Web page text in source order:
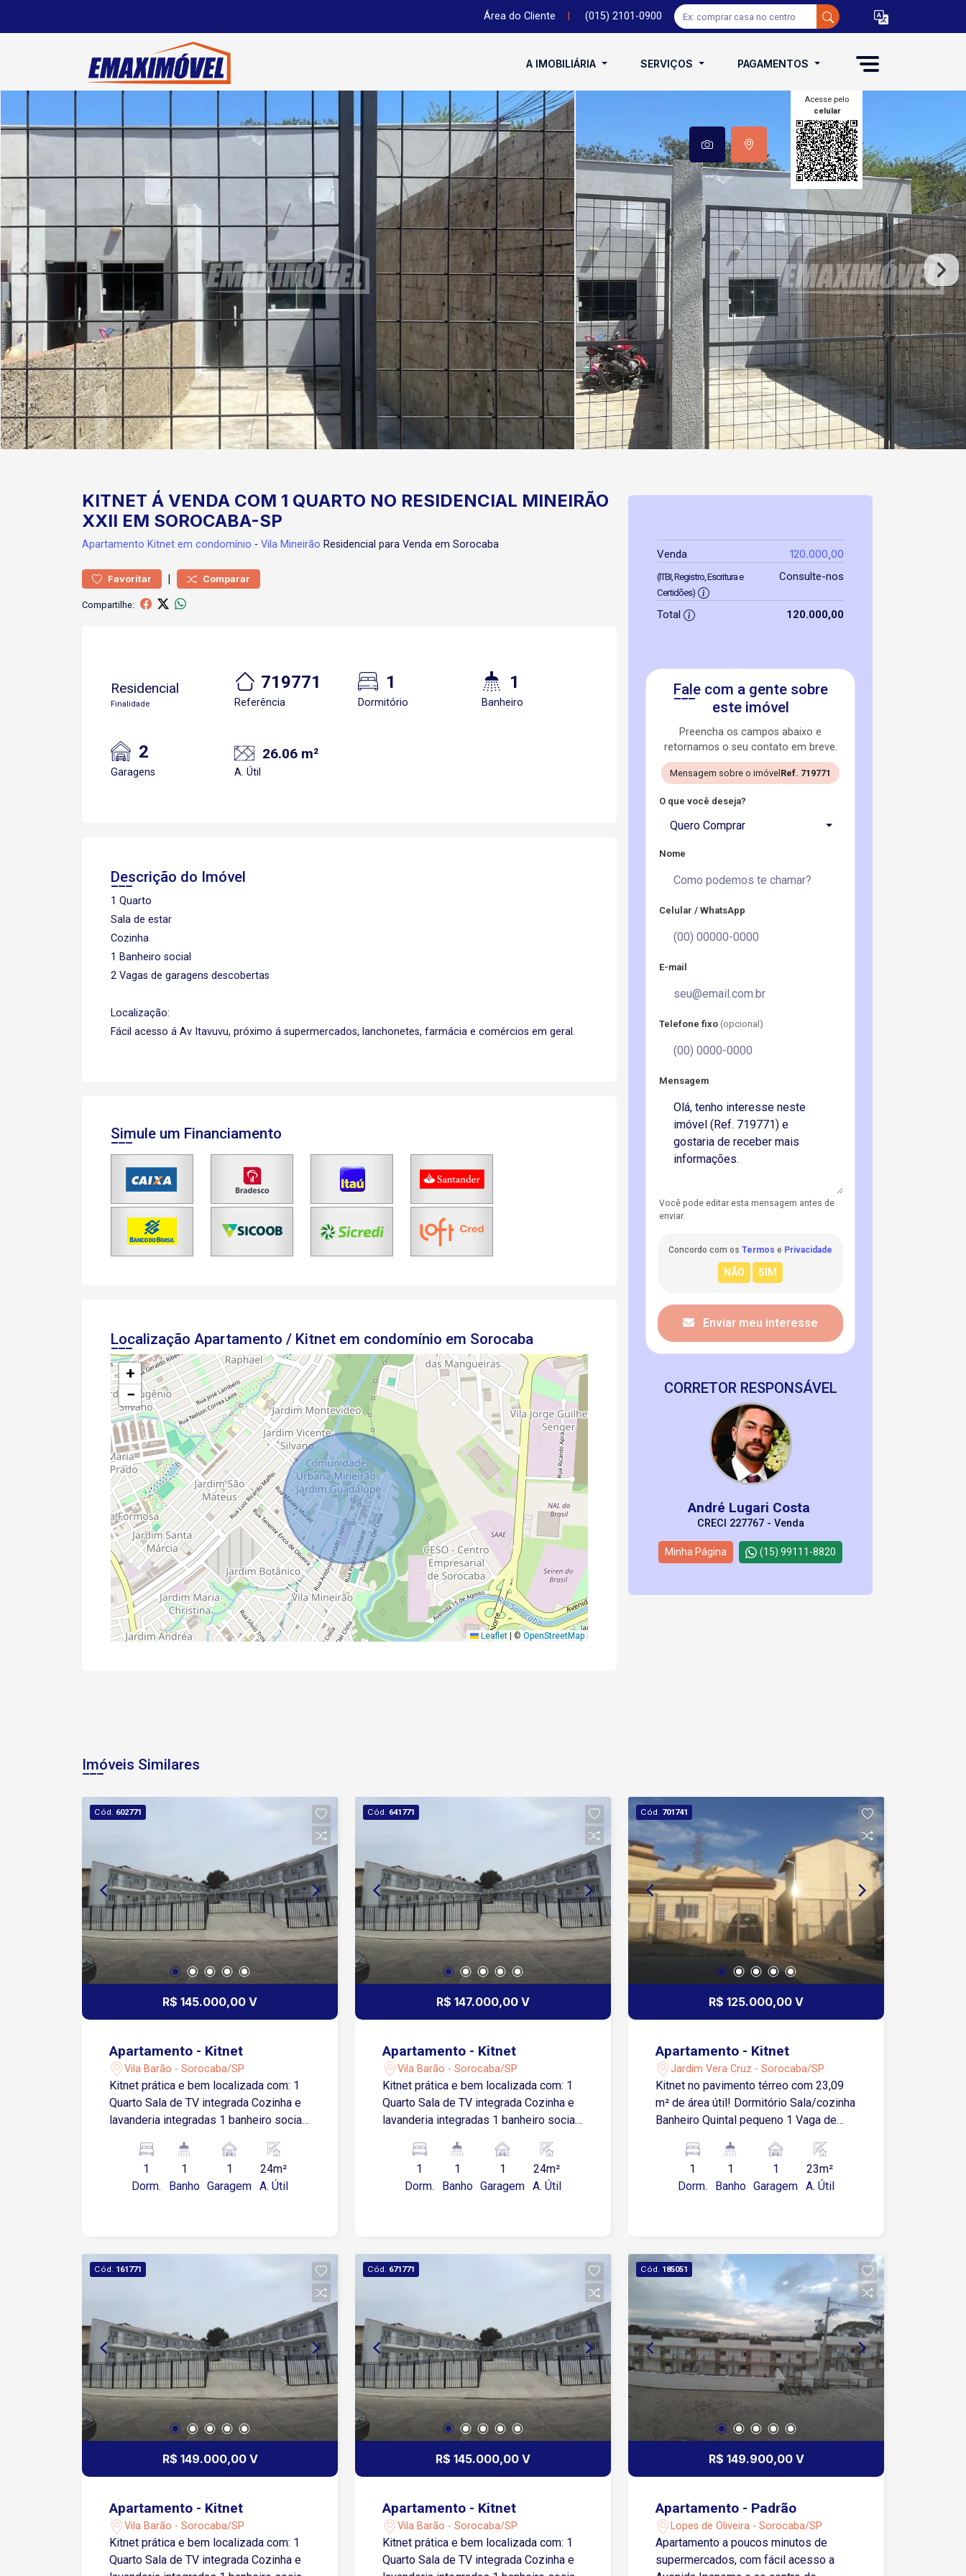
Área do Cliente (015) 2101-0900
A IMOBILIÁRIA SERVIÇOS PAGAMENTOS
Acesse pelo
celular
KITNET Á VENDA COM 1 QUARTO NO RESIDENCIAL MINEIRÃO
XXII EM SOROCABA-SP
Apartamento Kitnet em condomínio - Vila Mineirão Residencial para Venda em Sorocaba
Favoritar | Comparar
Compartilhe:
Residencial
Finalidade
719771
Referência
1
Dormitório
1
Banheiro
2
Garagens
26.06 m²
A. Útil
Descrição do Imóvel
1 Quarto
Sala de estar
Cozinha
1 Banheiro social
2 Vagas de garagens descobertas
Localização:
Fácil acesso á Av Itavuvu, próximo á supermercados, lanchonetes, farmácia e comércios em geral.
Simule um Financiamento
Localização Apartamento / Kitnet em condomínio em Sorocaba
+
−
Leaflet © OpenStreetMap
Venda 120.000,00
(ITBI, Registro, Escritura e
Certidões)
Consulte-nos
Total 120.000,00
Fale com a gente sobre
este imóvel
Preencha os campos abaixo e
retornamos o seu contato em breve.
Mensagem sobre o imóvel Ref. 719771
O que você deseja?
Quero Comprar
Nome
Celular / WhatsApp
E-mail
Telefone fixo (opcional)
Mensagem
Você pode editar esta mensagem antes de
enviar.
Concordo com os Termos e Privacidade
Enviar meu interesse
CORRETOR RESPONSÁVEL
André Lugari Costa
CRECI 227767 - Venda
Minha Página (15) 99111-8820
Imóveis Similares
Cód. 602771
R$ 145.000,00 V
Apartamento - Kitnet
Vila Barão - Sorocaba/SP
Kitnet prática e bem localizada com: 1
Quarto Sala de TV integrada Cozinha e
lavanderia integradas 1 banheiro social
Localização estratégica: Fácil acesso à
Av. Dr. Afonso Vergueiro, Av. Gen.
Osório e demais vias principais.
1
Dorm.
1
Banho
1
Garagem
24m²
A. Útil
Cód. 641771
R$ 147.000,00 V
Apartamento - Kitnet
Vila Barão - Sorocaba/SP
Kitnet prática e bem localizada com: 1
Quarto Sala de TV integrada Cozinha e
lavanderia integradas 1 banheiro social
Localização estratégica: Fácil acesso à
Av. Dr. Afonso Vergueiro, Av. Gen.
Osório e demais vias principais.
1
Dorm.
1
Banho
1
Garagem
24m²
A. Útil
Cód. 701741
R$ 125.000,00 V
Apartamento - Kitnet
Jardim Vera Cruz - Sorocaba/SP
Kitnet no pavimento térreo com 23,09
m² de área útil! Dormitório Sala/cozinha
Banheiro Quintal pequeno 1 Vaga de
financiamento!
1
Dorm.
1
Banho
1
Garagem
23m²
A. Útil
Cód. 161771
R$ 149.000,00 V
Apartamento - Kitnet
Vila Barão - Sorocaba/SP
Kitnet prática e bem localizada com: 1
Quarto Sala de TV integrada Cozinha e
Cód. 671771
R$ 145.000,00 V
Apartamento - Kitnet
Vila Barão - Sorocaba/SP
Kitnet prática e bem localizada com: 1
Quarto Sala de TV integrada Cozinha e
Cód. 185051
R$ 149.900,00 V
Apartamento - Padrão
Lopes de Oliveira - Sorocaba/SP
Apartamento a poucos minutos de
supermercados, com fácil acesso a